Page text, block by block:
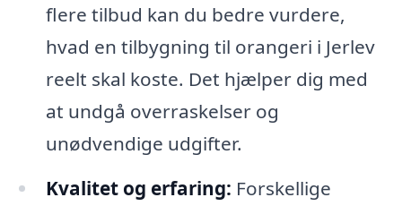
flere tilbud kan du bedre vurdere,
hvad en tilbygning til orangeri i Jerlev
reelt skal koste. Det hjælper dig med
at undgå overraskelser og
unødvendige udgifter.
Kvalitet og erfaring: Forskellige